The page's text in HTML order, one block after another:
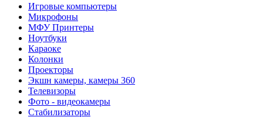
Игровые компьютеры
Микрофоны
МФУ Принтеры
Ноутбуки
Караоке
Колонки
Проекторы
Экшн камеры, камеры 360
Телевизоры
Фото - видеокамеры
Стабилизаторы